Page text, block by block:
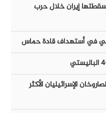
إيران خلال حرب
في أستهداف قادة حماس
الإسرائيليان الأكثر